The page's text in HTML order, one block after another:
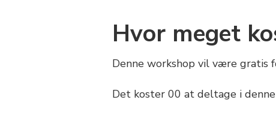
Hvor meget
Denne workshop vil være gratis
Det koster 00 at deltage i